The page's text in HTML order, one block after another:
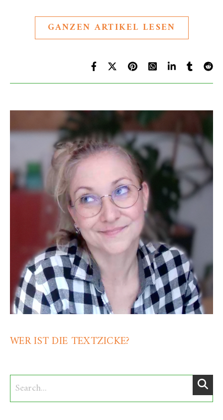
GANZEN ARTIKEL LESEN
WER IST DIE TEXTZICKE?